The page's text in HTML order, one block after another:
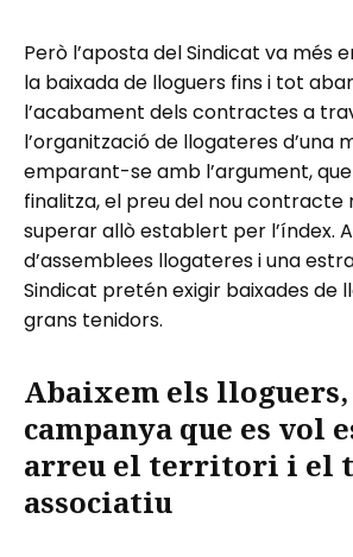
Però l’aposta del Sindicat va més
la baixada de lloguers fins i tot
l’acabament dels contractes a
l’organització de llogateres d’una
emparant-se amb l’argument,
finalitza, el preu del nou contracte
superar allò establert per l’índex.
d’assemblees llogateres i una
Sindicat pretén exigir baixades de
grans tenidors.
Abaixem els lloguers,
campanya que es vol
arreu el territori i el
associatiu